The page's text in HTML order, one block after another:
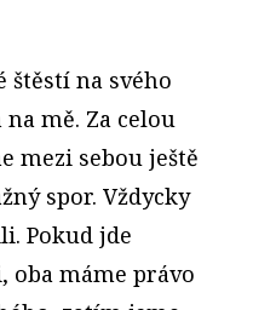
štěstí na svého
mě. Za celou
mezi sebou ještě
spor. Vždycky
Pokud jde
oba máme právo